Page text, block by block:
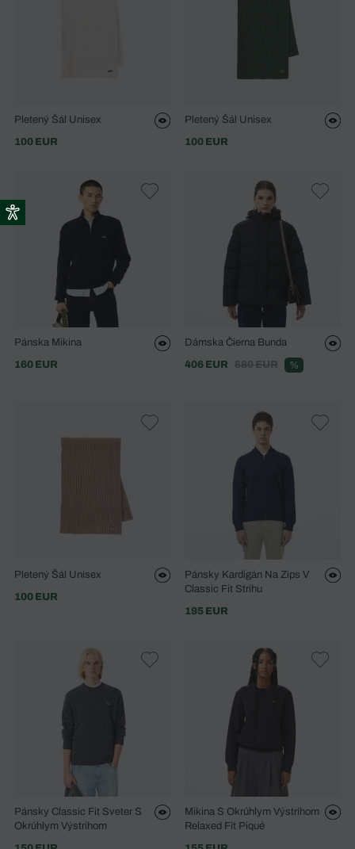
Pletený Šál Unisex
100 EUR
Pletený Šál Unisex
100 EUR
Pánska Mikina
160 EUR
Dámska Čierna Bunda
406 EUR
580 EUR %
Pletený Šál Unisex
100 EUR
Pánsky Kardigán Na Zips V
Classic Fit Strihu
195 EUR
Pánsky Classic Fit Sveter S
Okrúhlym Výstrihom
Mikina S Okrúhlym Výstrihom
Relaxed Fit Piqué